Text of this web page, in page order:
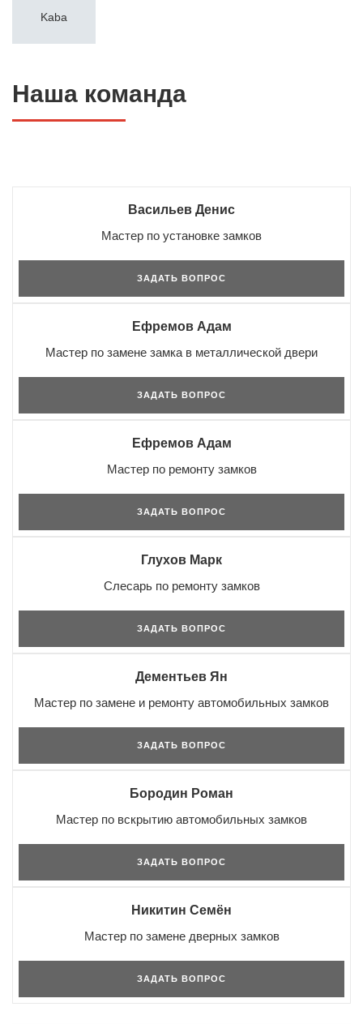
Kaba
Наша команда
Васильев Денис
Мастер по установке замков
ЗАДАТЬ ВОПРОС
Ефремов Адам
Мастер по замене замка в металлической двери
ЗАДАТЬ ВОПРОС
Ефремов Адам
Мастер по ремонту замков
ЗАДАТЬ ВОПРОС
Глухов Марк
Слесарь по ремонту замков
ЗАДАТЬ ВОПРОС
Дементьев Ян
Мастер по замене и ремонту автомобильных замков
ЗАДАТЬ ВОПРОС
Бородин Роман
Мастер по вскрытию автомобильных замков
ЗАДАТЬ ВОПРОС
Никитин Семён
Мастер по замене дверных замков
ЗАДАТЬ ВОПРОС